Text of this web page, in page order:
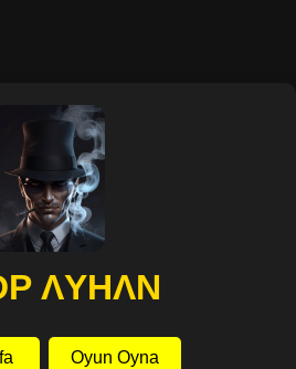
ΛYHΛN
Oyun Oyna